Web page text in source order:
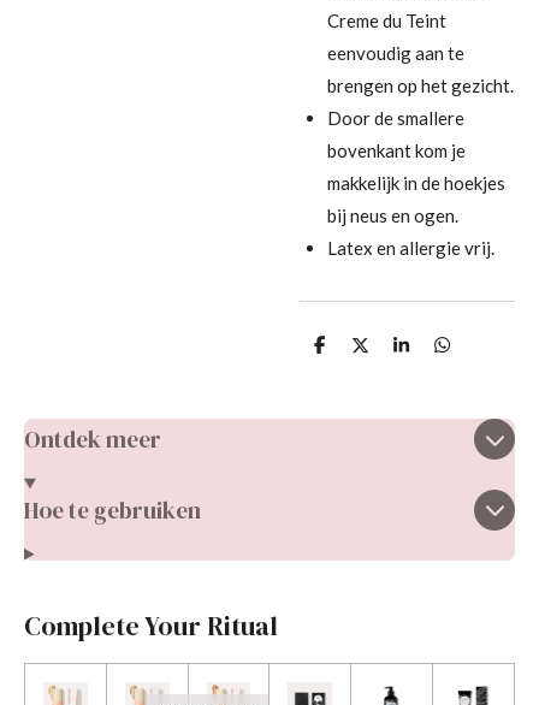
Creme du Teint
eenvoudig aan te
brengen op het gezicht.
Door de smallere
bovenkant kom je
makkelijk in de hoekjes
bij neus en ogen.
Latex en allergie vrij.
D
n
D
S
e
D
n
Ontdek meer
Hoe te gebruiken
Complete Your Ritual